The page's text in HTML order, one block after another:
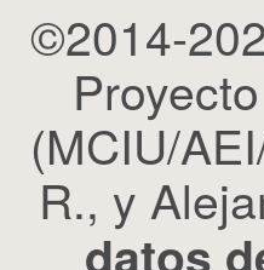
©2014-
(MCIU/
R., y
datos